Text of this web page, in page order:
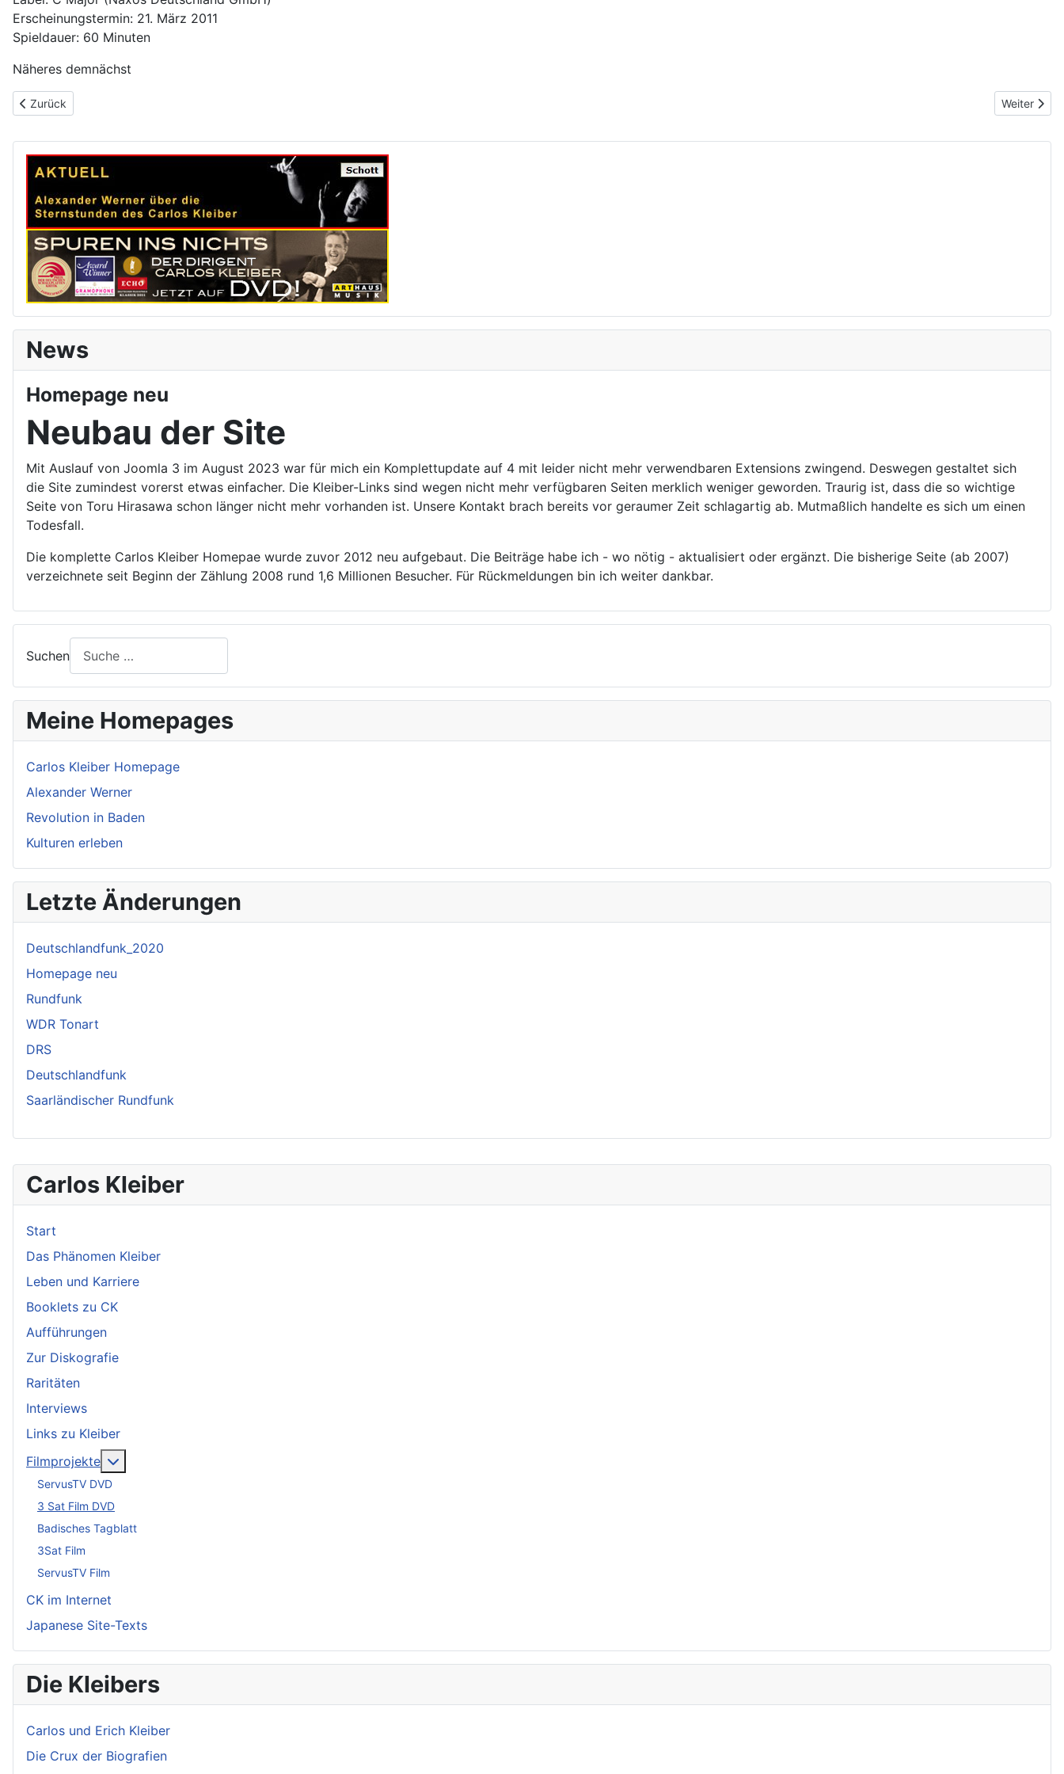
Carlos Kleiber
Start
Das Phänomen Kleiber
Leben und Karriere
Booklets zu CK
Aufführungen
Zur Diskografie
Raritäten
Interviews
Links zu Kleiber
Filmprojekte
ServusTV DVD
3 Sat Film DVD
Badisches Tagblatt
3Sat Film
ServusTV Film
CK im Internet
Japanese Site-Texts
Die Kleibers
Carlos und Erich Kleiber
Die Crux der Biografien
Erscheinungstermin: 21. März 2011
Spieldauer: 60 Minuten
Näheres demnächst
Vorheriger Beitrag: Badisches Tagblatt
Zurück Nächster
Weiter
News
Homepage neu
Neubau der Site
Mit Auslauf von Joomla 3 im August 2023 war für mich ein Komplettupdate auf 4 mit leider nicht mehr verwendbaren Extensions zwingend. Deswegen gestaltet sich
die Site zumindest vorerst etwas einfacher. Die Kleiber-Links sind wegen nicht mehr verfügbaren Seiten merklich weniger geworden. Traurig ist, dass die so wichtige
Seite von Toru Hirasawa schon länger nicht mehr vorhanden ist. Unsere Kontakt brach bereits vor geraumer Zeit schlagartig ab. Mutmaßlich handelte es sich um einen
Todesfall.
Die komplette Carlos Kleiber Homepae wurde zuvor 2012 neu aufgebaut. Die Beiträge habe ich - wo nötig - aktualisiert oder ergänzt. Die bisherige Seite (ab 2007)
verzeichnete seit Beginn der Zählung 2008 rund 1,6 Millionen Besucher. Für Rückmeldungen bin ich weiter dankbar.
Suchen
Meine Homepages
Carlos Kleiber Homepage
Alexander Werner
Revolution in Baden
Kulturen erleben
Letzte Änderungen
Deutschlandfunk_2020
Homepage neu
Rundfunk
WDR Tonart
DRS
Deutschlandfunk
Saarländischer Rundfunk